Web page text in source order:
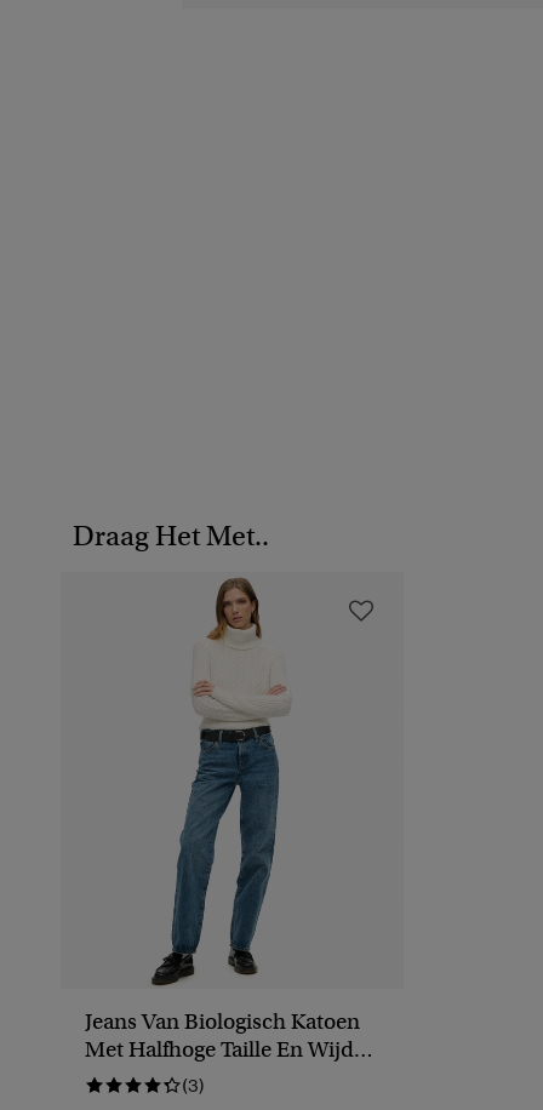
Draag Het Met..
Jeans Van Biologisch Katoen
Met Halfhoge Taille En Wijde
Pijpen
(3)